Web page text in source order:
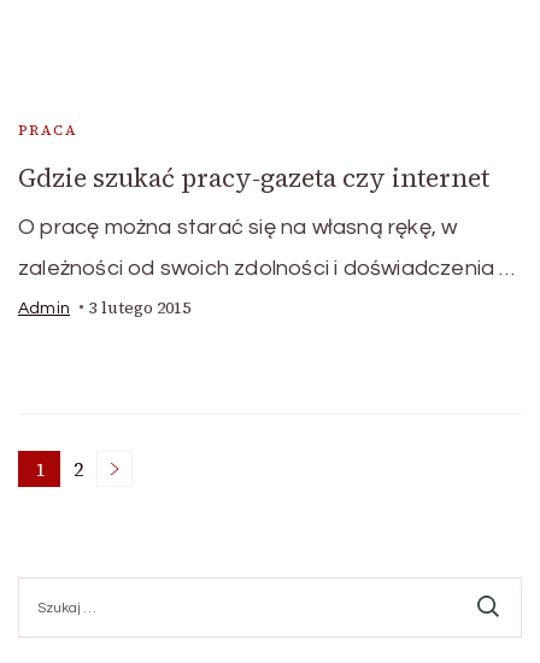
PRACA
Gdzie szukać pracy-gazeta czy internet
O pracę można starać się na własną rękę, w
zależności od swoich zdolności i doświadczenia …
Admin 3 lutego 2015
Stronicowanie
wpisów
Strona
1 Strona
2